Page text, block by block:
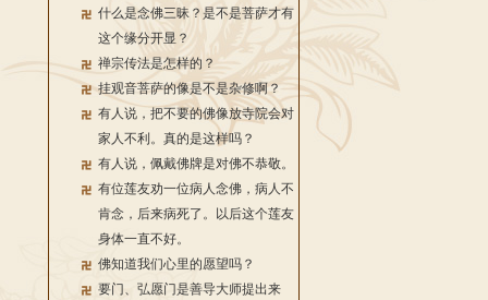
什么是念佛三昧？是不是菩萨才有
这个缘分开显？
禅宗传法是怎样的？
挂观音菩萨的像是不是杂修啊？
有人说，把不要的佛像放寺院会对
家人不利。真的是这样吗？
有人说，佩戴佛牌是对佛不恭敬。
有位莲友劝一位病人念佛，病人不
肯念，后来病死了。以后这个莲友
身体一直不好。
佛知道我们心里的愿望吗？
要门、弘愿门是善导大师提出来